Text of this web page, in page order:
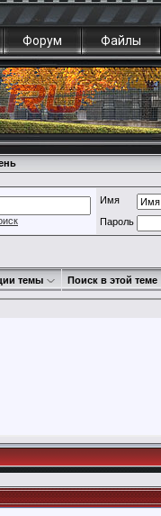
Форум Файлы
Имя
Пароль
темы Поиск в этой теме